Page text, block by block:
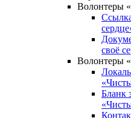
Волонтеры
своё
Волонтеры
Бланк